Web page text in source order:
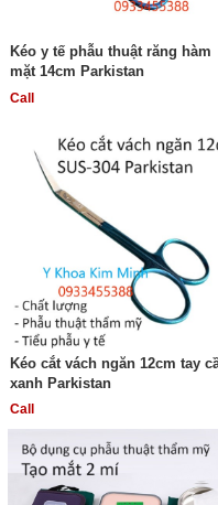
Kéo y tế phẫu thuật răng hàm
mặt 14cm Parkistan
Call
Kéo cắt vách ngăn 12cm tay
xanh Parkistan
Call